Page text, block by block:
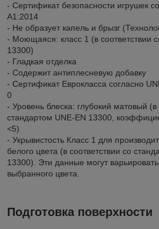
- Сертификат безопасности игрушек
A1:2014
- Не образует капель и брызг
- Моющаяся: класс 1 (в соответствии
13300)
- Гладкая отделка
- Содержит антиплесневую добавку
- Сертификат Еврокласса согласно
0
- Уровень блеска: глубокий матовый (в
стандартом UNE-EN 13300,
<5)
- Укрывистость Класс 1 для
белого цвета (в соответствии со
13300). Эти данные могут
выбранного цвета.
Подготовка поверхности